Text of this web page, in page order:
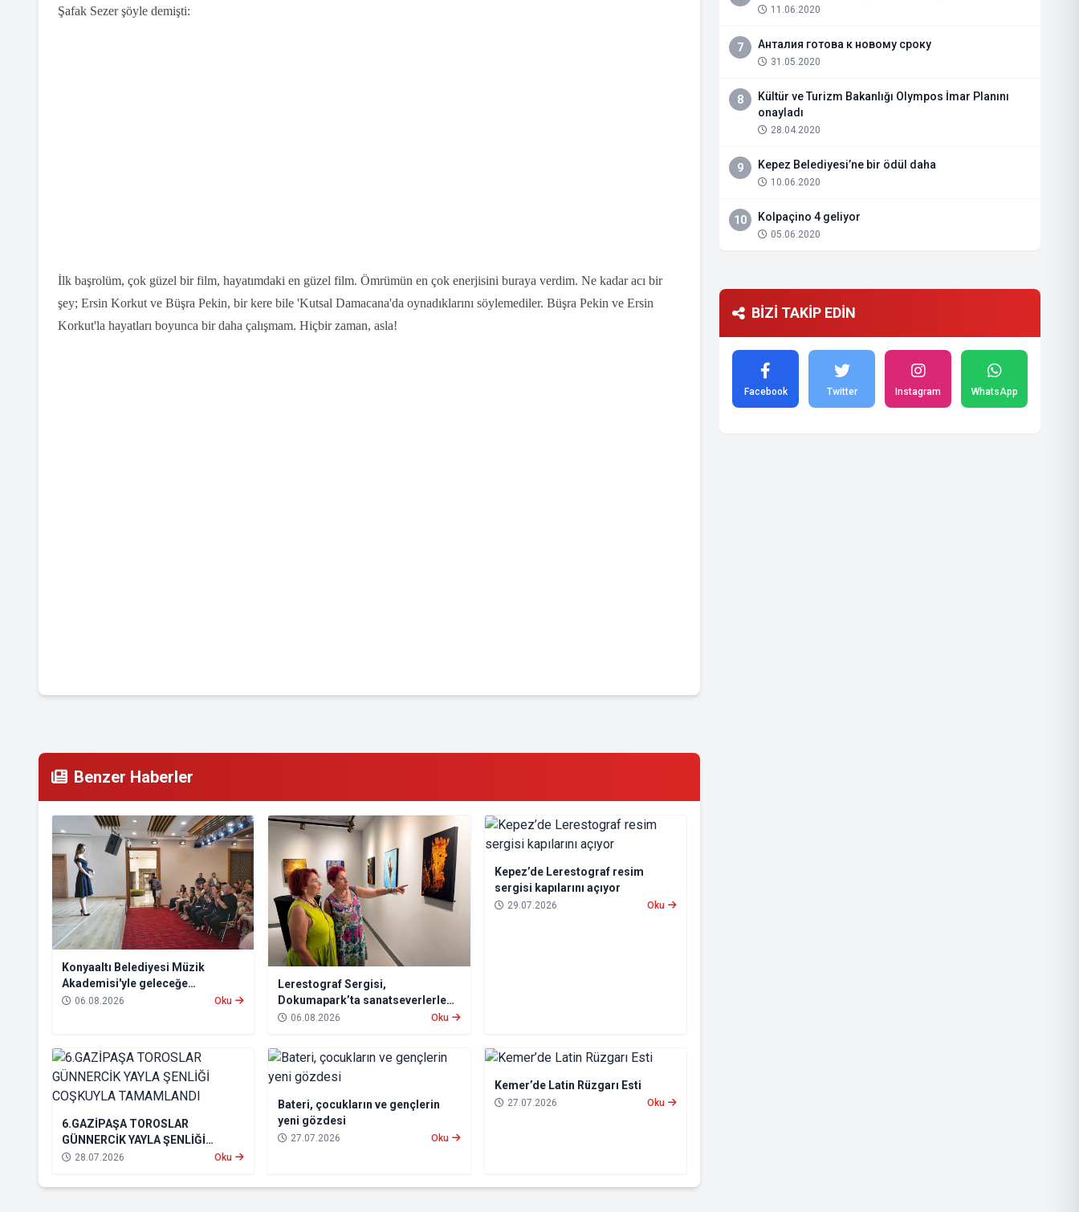
Şafak Sezer şöyle demişti:
İlk başrolüm, çok güzel bir film, hayatımdaki en güzel film. Ömrümün en çok enerjisini buraya verdim. Ne kadar acı bir
şey; Ersin Korkut ve Büşra Pekin, bir kere bile 'Kutsal Damacana'da oynadıklarını söylemediler. Büşra Pekin ve Ersin
Korkut'la hayatları boyunca bir daha çalışmam. Hiçbir zaman, asla!
Benzer Haberler
Konyaaltı Belediyesi Müzik
Akademisi'yle geleceğe
hazırlanıyorlar
06.08.2026 Oku
Lerestograf Sergisi,
Dokumapark’ta sanatseverlerle
buluştu
06.08.2026 Oku
Kepez’de Lerestograf resim
sergisi kapılarını açıyor
29.07.2026 Oku
6.GAZİPAŞA TOROSLAR
GÜNNERCİK YAYLA ŞENLİĞİ
COŞKUYLA TAMAMLANDI
28.07.2026 Oku
Bateri, çocukların ve gençlerin
yeni gözdesi
27.07.2026 Oku
Kemer’de Latin Rüzgarı Esti
27.07.2026 Oku
11.06.2020
7 Анталия готова к новому сроку
31.05.2020
8
Kültür ve Turizm Bakanlığı Olympos İmar Planını
onayladı
28.04.2020
9 Kepez Belediyesi’ne bir ödül daha
10.06.2020
10 Kolpaçino 4 geliyor
05.06.2020
BİZİ TAKİP EDİN
Facebook Twitter Instagram WhatsApp